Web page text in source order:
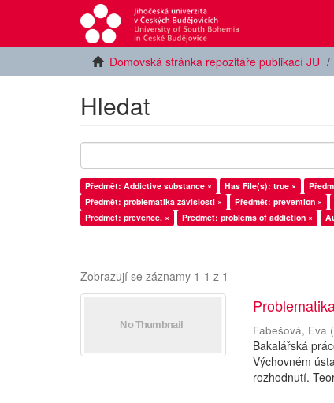
Domovská stránka repozitáře publikací JU
Hledat
Předmět: Addictive substance × Has File(s): true ×
Předmět: problematika závislosti ×
Předmět: prevention ×
Předmět: prevence. ×
Předmět: problems of addiction ×
Zobrazují se záznamy 1-1 z 1
Fabešová, Eva (
Bakalářská
Výchovném
rozhodnutí.